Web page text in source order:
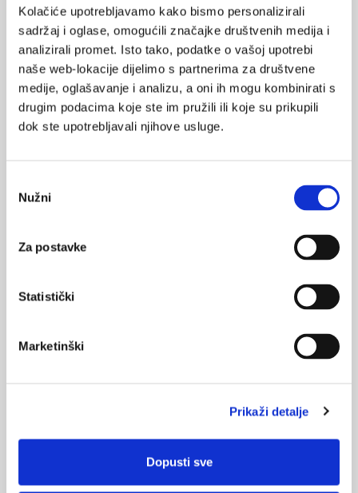
Kolačiće upotrebljavamo kako bismo personalizirali
sadržaj i oglase, omogućili značajke društvenih medija i
analizirali promet. Isto tako, podatke o vašoj upotrebi
naše web-lokacije dijelimo s partnerima za društvene
medije, oglašavanje i analizu, a oni ih mogu kombinirati s
drugim podacima koje ste im pružili ili koje su prikupili
dok ste upotrebljavali njihove usluge.
pristanka
Nužni
Za postavke
Statistički
Marketinški
Prikaži detalje
Dopusti sve
VEZANI SADRŽAJ <
18.05.2025.
Uznapredovalo zatajivanje srca: stručni i etički
Iznenadna srčana smrt kao prva manifestacija
27.12.2024.
zatajivanja srca
Liječenje uznapredovalog zatajivanja srca
Ishodi u bolesnika sa srčanim zatajivanjem i